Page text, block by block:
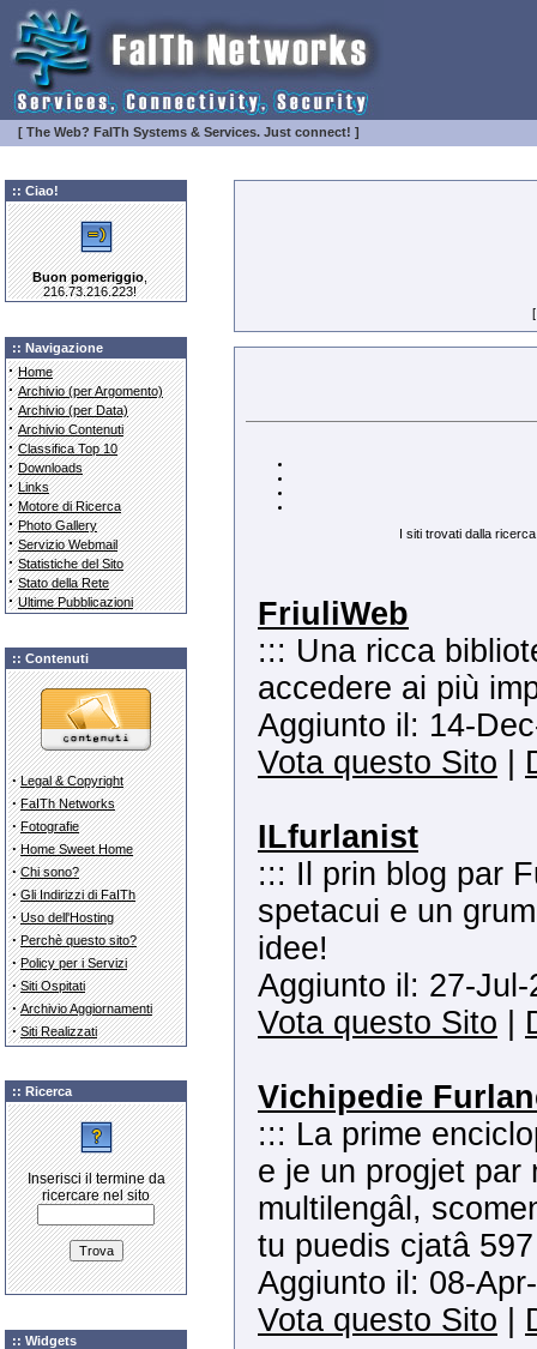
[ The Web? FaITh Systems & Services. Just connect! ]
:: Ciao!
Buon pomeriggio,
216.73.216.223!
:: Navigazione
· Home
· Archivio (per Argomento)
· Archivio (per Data)
· Archivio Contenuti
· Classifica Top 10
· Downloads
· Links
· Motore di Ricerca
· Photo Gallery
· Servizio Webmail
· Statistiche del Sito
· Stato della Rete
· Ultime Pubblicazioni
:: Contenuti
· Legal & Copyright
· FaITh Networks
· Fotografie
· Home Sweet Home
· Chi sono?
· Gli Indirizzi di FaITh
· Uso dell'Hosting
· Perchè questo sito?
· Policy per i Servizi
· Siti Ospitati
· Archivio Aggiornamenti
· Siti Realizzati
:: Ricerca
Inserisci il termine da
ricercare nel sito
:: Widgets
I siti trovati dalla
FriuliWeb
::: Una ricca
accedere ai più
Aggiunto il: 14-
Vota questo Sito
ILfurlanist
::: Il prin blog par
spetacui e un
idee!
Aggiunto il: 27-
Vota questo Sito
Vichipedie
::: La prime
e je un progjet par
multilengâl,
tu puedis cjatâ
Aggiunto il: 08-
Vota questo Sito